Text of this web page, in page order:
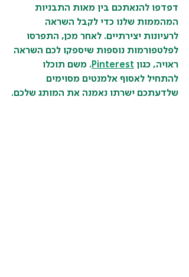
דפדפו להנאתכם בין מאות התבניות
המהממות שלנו כדי לקבל השראה
לרעיונות יצירתיים. לאחר מכן, התפרסו
לפלטפורמות נוספות שיספקו לכם השראה
ראויה, כגון Pinterest. משם תוכלו
להתחיל לאסוף אלמנטים מסוימים
שלדעתכם ישרתו נאמנה את המותג שלכם.